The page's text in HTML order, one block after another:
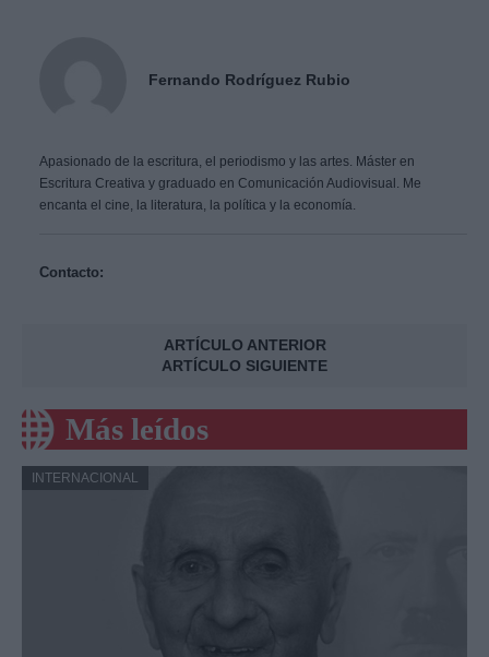
Fernando Rodríguez Rubio
Apasionado de la escritura, el periodismo y las artes. Máster en
Escritura Creativa y graduado en Comunicación Audiovisual. Me
encanta el cine, la literatura, la política y la economía.
Contacto:
ARTÍCULO ANTERIOR
ARTÍCULO SIGUIENTE
Más leídos
INTERNACIONAL